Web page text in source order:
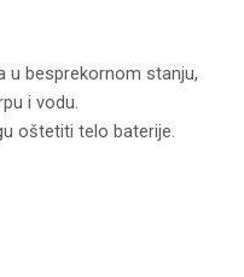
u besprekornom stanju,
i vodu.
oštetiti telo baterije.